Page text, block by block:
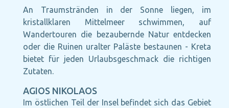
An Traumstränden in der Sonne liegen, im
kristallklaren Mittelmeer schwimmen, auf
Wandertouren die bezaubernde Natur entdecken
oder die Ruinen uralter Paläste bestaunen - Kreta
bietet für jeden Urlaubsgeschmack die richtigen
Zutaten.
AGIOS NIKOLAOS
Im östlichen Teil der Insel befindet sich das Gebiet